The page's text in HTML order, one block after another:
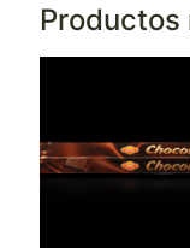
Productos